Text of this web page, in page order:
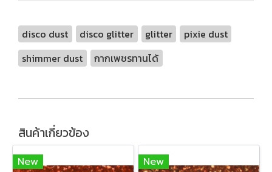
disco dust disco glitter glitter
pixie dust
shimmer dust
กากเพชรทานได้
สินค้าเกี่ยวข้อง
New New